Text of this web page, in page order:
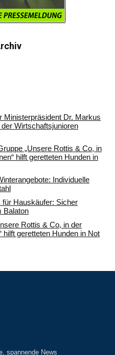
Ministerpräsident Dr. Markus
Wirtschaftsjunioren
„Unsere Rottis & Co, in
hilft geretteten Hunden in
Individuelle
für Hauskäufer: Sicher
Balaton
Rottis & Co, in der
hilft geretteten Hunden in Not
spannende News